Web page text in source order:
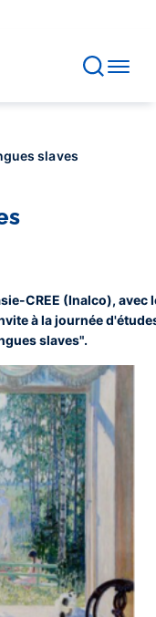
slaves
CREE (Inalco), avec
à la journée
slaves".